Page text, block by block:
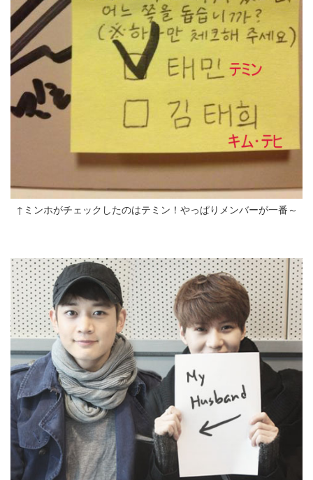
↑ミンホがチェックしたのはテミン！やっぱりメンバーが一番～